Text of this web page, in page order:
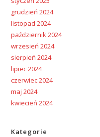
grudzień 2024
listopad 2024
październik 2024
wrzesień 2024
sierpień 2024
lipiec 2024
czerwiec 2024
maj 2024
kwiecień 2024
Kategorie